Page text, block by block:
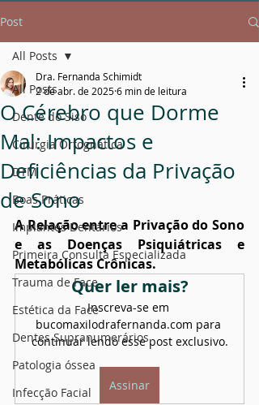
Post
All Posts
Dente do Siso
Cirurgia Ortognática
DTM
Boas Práticas
Implantes Dentários
Primeira Consulta Especializada
Trauma de Face
Estética da Face
Dentes Supranumerários
Patologia óssea
Infecção Facial
All Posts
O Cérebro que Dorme
Mal: Impactos e
Deficiências da Privação
de Sono
Dra. Fernanda Schimidt
2 de abr. de 20256 min de leitura
A Relação entre a Privação do Sono
e as Doenças Psiquiátricas e
Metabólicas Crônicas.
Quer ler mais?
Inscreva-se em
bucomaxilodrafernanda.com para
continuar lendo esse post exclusivo.
Assinar